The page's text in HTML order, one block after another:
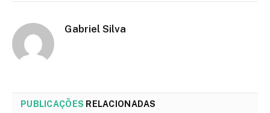
Gabriel Silva
PUBLICAÇÕES RELACIONADAS